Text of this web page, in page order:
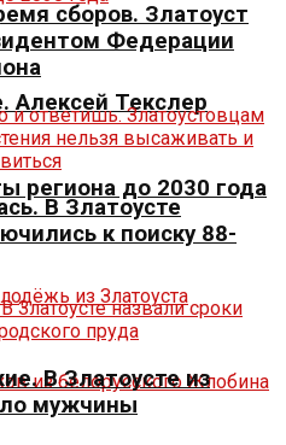
Алексей Текслер
региона до 2030 года
сборов. Златоуст
Федерации
В Златоусте
к поиску 88-
В Златоусте из
мужчины